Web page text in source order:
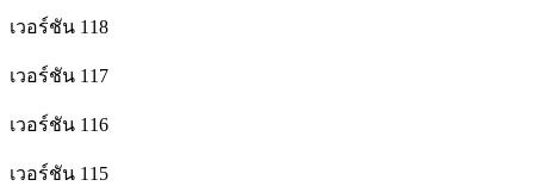
เวอร์ชัน 118
เวอร์ชัน 117
เวอร์ชัน 116
เวอร์ชัน 115